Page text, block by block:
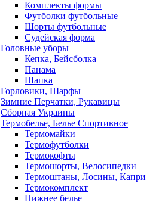
Комплекты формы
Футболки футбольные
Шорты футбольные
Судейская форма
Головные уборы
Кепка, Бейсболка
Панама
Шапка
Горловики, Шарфы
Зимние Перчатки, Рукавицы
Сборная Украины
Термобелье, Белье Спортивное
Термомайки
Термофутболки
Термокофты
Термошорты, Велосипедки
Термоштаны, Лосины, Капри
Термокомплект
Нижнее белье